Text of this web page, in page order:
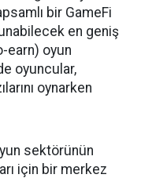
bir GameFi
en geniş
earn) oyun
oyuncular,
oynarken
sektörünün
için bir merkez